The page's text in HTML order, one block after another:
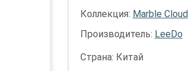
Коллекция: Marble Cloud
Производитель: LeeDo
Страна: Китай